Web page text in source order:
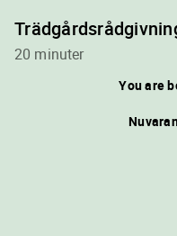
20 minuter
You are